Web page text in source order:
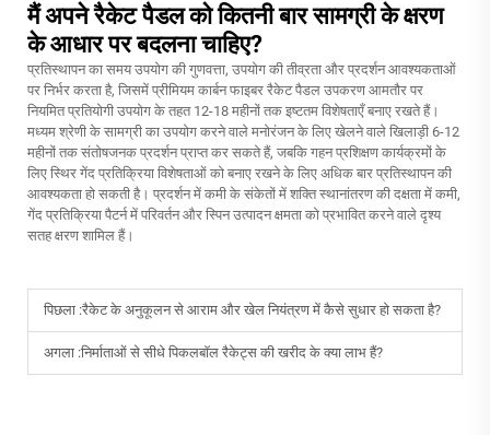
मैं अपने रैकेट पैडल को कितनी बार सामग्री के क्षरण
के आधार पर बदलना चाहिए?
प्रतिस्थापन का समय उपयोग की गुणवत्ता, उपयोग की तीव्रता और प्रदर्शन आवश्यकताओं
पर निर्भर करता है, जिसमें प्रीमियम कार्बन फाइबर रैकेट पैडल उपकरण आमतौर पर
नियमित प्रतियोगी उपयोग के तहत 12-18 महीनों तक इष्टतम विशेषताएँ बनाए रखते हैं।
मध्यम श्रेणी के सामग्री का उपयोग करने वाले मनोरंजन के लिए खेलने वाले खिलाड़ी 6-12
महीनों तक संतोषजनक प्रदर्शन प्राप्त कर सकते हैं, जबकि गहन प्रशिक्षण कार्यक्रमों के
लिए स्थिर गेंद प्रतिक्रिया विशेषताओं को बनाए रखने के लिए अधिक बार प्रतिस्थापन की
आवश्यकता हो सकती है। प्रदर्शन में कमी के संकेतों में शक्ति स्थानांतरण की दक्षता में कमी,
गेंद प्रतिक्रिया पैटर्न में परिवर्तन और स्पिन उत्पादन क्षमता को प्रभावित करने वाले दृश्य
सतह क्षरण शामिल हैं।
पिछला :रैकेट के अनुकूलन से आराम और खेल नियंत्रण में कैसे सुधार हो सकता है?
अगला :निर्माताओं से सीधे पिकलबॉल रैकेट्स की खरीद के क्या लाभ हैं?